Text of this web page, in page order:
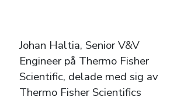
Johan Haltia, Senior V&V
Engineer på Thermo Fisher
Scientific, delade med sig av
Thermo Fisher Scientifics